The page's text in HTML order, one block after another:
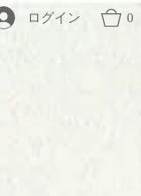
ログイン 0